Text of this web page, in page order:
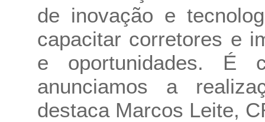
de inovação e
capacitar corretores e
e oportunidades. É
anunciamos a
destaca Marcos Leite,